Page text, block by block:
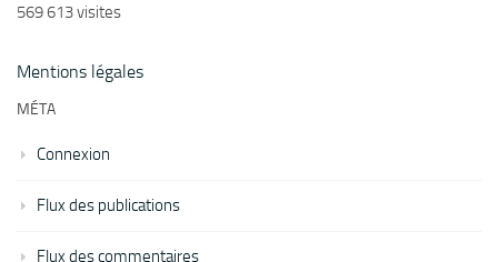
569 613 visites
Mentions légales
MÉTA
Connexion
Flux des publications
Flux des commentaires